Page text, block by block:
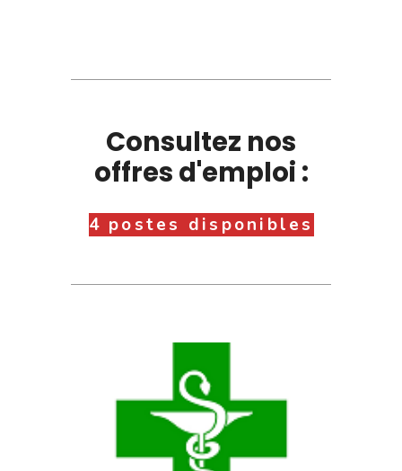
Consultez nos
offres d'emploi :
4 postes disponibles